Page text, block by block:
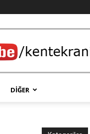
DIĞER